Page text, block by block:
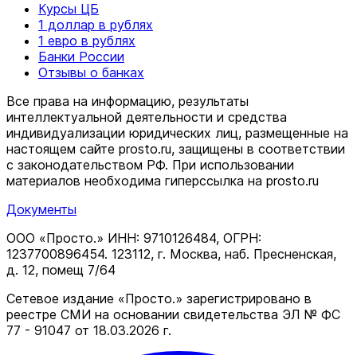
Курсы ЦБ
1 доллар в рублях
1 евро в рублях
Банки России
Отзывы о банках
Все права на информацию, результаты
интеллектуальной деятельности и средства
индивидуализации юридических лиц, размещенные на
настоящем сайте prosto.ru, защищены в соответствии
c законодательством РФ. При использовании
материалов необходима гиперссылка на prosto.ru
Документы
ООО «Просто.» ИНН: 9710126484, ОГРН:
1237700896454. 123112, г. Москва, наб. Пресненская,
д. 12, помещ 7/64
Сетевое издание «Просто.» зарегистрировано в
реестре СМИ на основании свидетельства ЭЛ № ФС
77 - 91047 от 18.03.2026 г.